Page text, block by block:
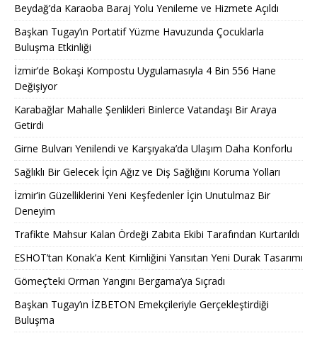
Beydağ’da Karaoba Baraj Yolu Yenileme ve Hizmete Açıldı
Başkan Tugay’ın Portatif Yüzme Havuzunda Çocuklarla
Buluşma Etkinliği
İzmir’de Bokaşi Kompostu Uygulamasıyla 4 Bin 556 Hane
Değişiyor
Karabağlar Mahalle Şenlikleri Binlerce Vatandaşı Bir Araya
Getirdi
Girne Bulvarı Yenilendi ve Karşıyaka’da Ulaşım Daha Konforlu
Sağlıklı Bir Gelecek İçin Ağız ve Diş Sağlığını Koruma Yolları
İzmir’in Güzelliklerini Yeni Keşfedenler İçin Unutulmaz Bir
Deneyim
Trafikte Mahsur Kalan Ördeği Zabıta Ekibi Tarafından Kurtarıldı
ESHOT’tan Konak’a Kent Kimliğini Yansıtan Yeni Durak Tasarımı
Gömeç’teki Orman Yangını Bergama’ya Sıçradı
Başkan Tugay’ın İZBETON Emekçileriyle Gerçekleştirdiği
Buluşma